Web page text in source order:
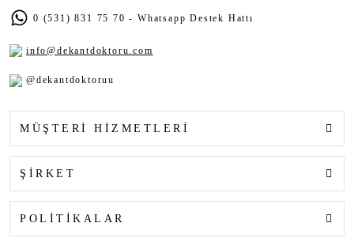
0 (531) 831 75 70 - Whatsapp Destek Hattı
info@dekantdoktoru.com
@dekantdoktoruu
MÜŞTERİ HİZMETLERİ
ŞİRKET
POLİTİKALAR